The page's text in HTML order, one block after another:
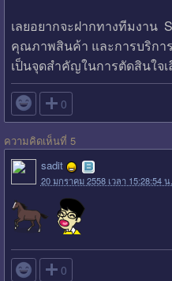
เลยอยากจะฝากทางทีมงาน
คุณภาพสินค้า และการบริกา
เป็นจุดสำคัญในการตัดสินใจ
 0
ความคิดเห็นที่ 5
sadit
20 มกราคม 2558 เวลา 15:28:54 น.
 0